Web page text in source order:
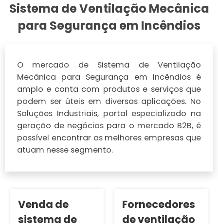
Sistema de Ventilação Mecânica
para Segurança em Incêndios
O mercado de Sistema de Ventilação
Mecânica para Segurança em Incêndios é
amplo e conta com produtos e serviços que
podem ser úteis em diversas aplicações. No
Soluções Industriais, portal especializado na
geração de negócios para o mercado B2B, é
possível encontrar as melhores empresas que
atuam nesse segmento.
Venda de
sistema de
Fornecedores
de ventilação